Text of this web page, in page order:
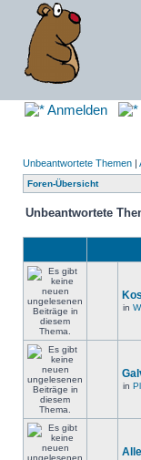
Anmelden
Unbeantwortete Themen |
Foren-Übersicht
Unbeantwortete
in
in